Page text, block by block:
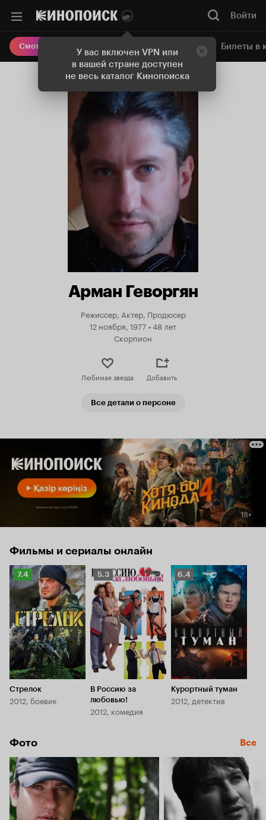
У вас включен VPN или
в вашей стране доступен
не весь каталог Кинопоиска
Войти
Смотреть кино Онлайн-кинотеатр Билеты в
Арман Геворгян
Режиссер, Актер, Продюсер
12 ноября, 1977 •48 лет
Скорпион
Любимая звезда Добавить
Все детали о персоне
Фильмы и сериалы онлайн
Рейтинг
Кинопоиска
7.4
Стрелок
2012, боевик
Рейтинг
Кинопоиска
5.3
5.3
В Россию за
любовью!
2012, комедия
Рейтинг
Кинопоиска
6.4
6.4
Курортный туман
2012, детектив
Фото Все